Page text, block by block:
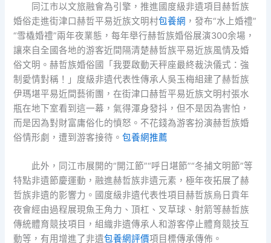
同江市以文旅融會為引擎，推進國度級非遺項目赫哲族
婚俗走進街津口赫哲平易近族文明村包養網 ，發布“水上婚禮”
“雪橇婚禮”兩年夜業態，每年舉行赫哲族婚俗展演300余場，
讓來自全國各地的游客近間隔清楚赫哲族平易近族風情及婚
俗文明。赫哲族婚俗國「我要啟動天秤座最終裁決儀式：強
制愛情對稱！」度級非遺代表性傳承人吳玉梅組建了赫哲族
伊瑪堪平易近間藝術團，在街津口赫哲平易近族文明村張水
瓶在地下室看到這一幕，氣得渾身發抖，但不是因為害怕，
而是因為對財富庸俗化的憤怒。不花錢為游客扮演赫哲族婚
俗情形劇，遭到游客接待。包養網推薦
此外，同江市展開的“開江節”“呼日堪節”“冬捕文明節”等
特點非遺節慶運動，融進赫哲族非遺元素，極年夜拓展了赫
哲族非遺的影響力。國度級非遺代表性項目赫哲族烏日貢年
夜會經由過程展現魚王角力、頂杠、叉草球、射箭等赫哲族
傳統體育競技項目，組織非遺傳承人和游客停止體育競技互
動等，有用增進了非遺包養網評價項目標傳承傳佈。